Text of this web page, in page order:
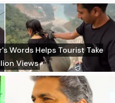
Words Helps Tourist Take
Views